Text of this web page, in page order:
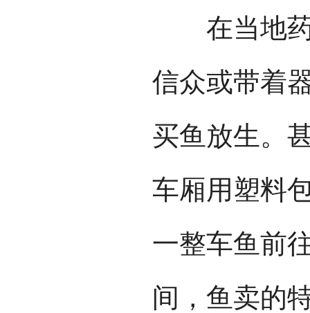
在当地药
信众或带着
买鱼放生。
车厢用塑料
一整车鱼前
间，鱼卖的